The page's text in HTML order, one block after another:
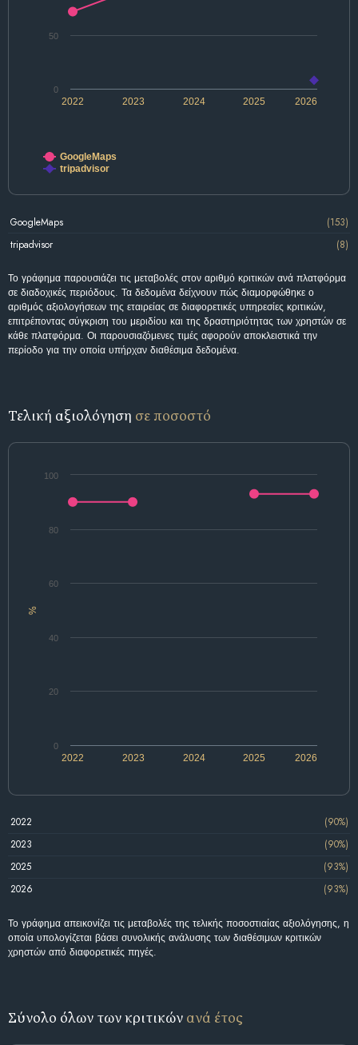
2022 2024 2026
2023 2025
0
50
GoogleMaps
tripadvisor
GoogleMaps
(153)
tripadvisor
(8)
Το γράφημα παρουσιάζει τις μεταβολές στον αριθμό κριτικών ανά πλατφόρμα
σε διαδοχικές περιόδους. Τα δεδομένα δείχνουν πώς διαμορφώθηκε ο
αριθμός αξιολογήσεων της εταιρείας σε διαφορετικές υπηρεσίες κριτικών,
επιτρέποντας σύγκριση του μεριδίου και της δραστηριότητας των χρηστών σε
κάθε πλατφόρμα. Οι παρουσιαζόμενες τιμές αφορούν αποκλειστικά την
περίοδο για την οποία υπήρχαν διαθέσιμα δεδομένα.
Τελική αξιολόγηση σε ποσοστό
%
2022 2024 2026
2023 2025
0
20
40
60
80
100
2022
(90%)
2023
(90%)
2025
(93%)
2026
(93%)
Το γράφημα απεικονίζει τις μεταβολές της τελικής ποσοστιαίας αξιολόγησης, η
οποία υπολογίζεται βάσει συνολικής ανάλυσης των διαθέσιμων κριτικών
χρηστών από διαφορετικές πηγές.
Σύνολο όλων των κριτικών ανά έτος